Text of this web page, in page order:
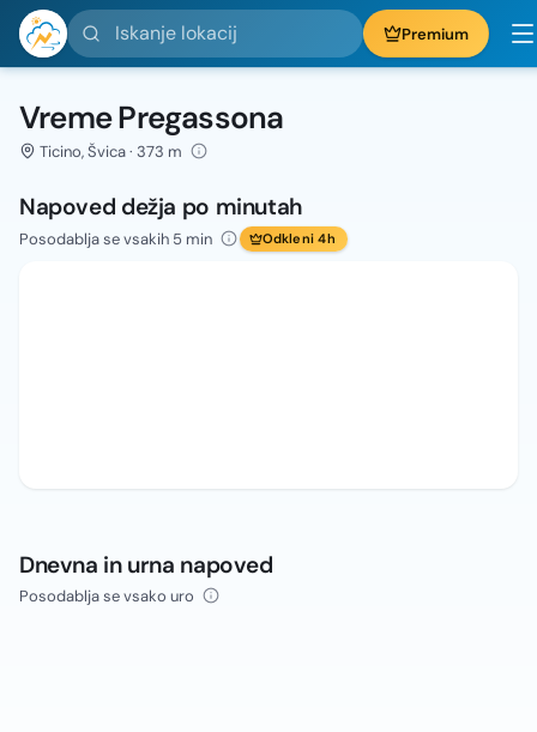
Iskanje lokacij Premium
Vreme Pregassona
Ticino, Švica · 373 m
Napoved dežja po minutah
Posodablja se vsakih 5 min Odkleni 4h
Dnevna in urna napoved
Posodablja se vsako uro